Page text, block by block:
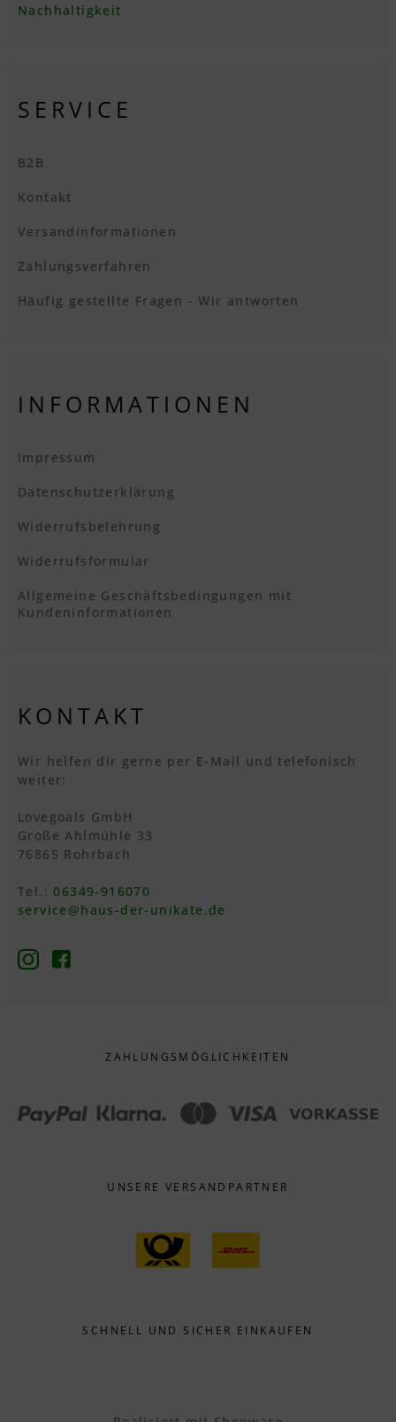
Nachhaltigkeit
SERVICE
B2B
Kontakt
Versandinformationen
Zahlungsverfahren
Häufig gestellte Fragen - Wir antworten
INFORMATIONEN
Impressum
Datenschutzerklärung
Widerrufsbelehrung
Widerrufsformular
Allgemeine Geschäftsbedingungen mit
Kundeninformationen
KONTAKT
Wir helfen dir gerne per E-Mail und telefonisch
weiter:
Lovegoals GmbH
Große Ahlmühle 33
76865 Rohrbach
Tel.:06349-916070
service@haus-der-unikate.de
ZAHLUNGS­MÖGLICHKEITEN
UNSERE VERSANDPARTNER
SCHNELL UND SICHER EINKAUFEN